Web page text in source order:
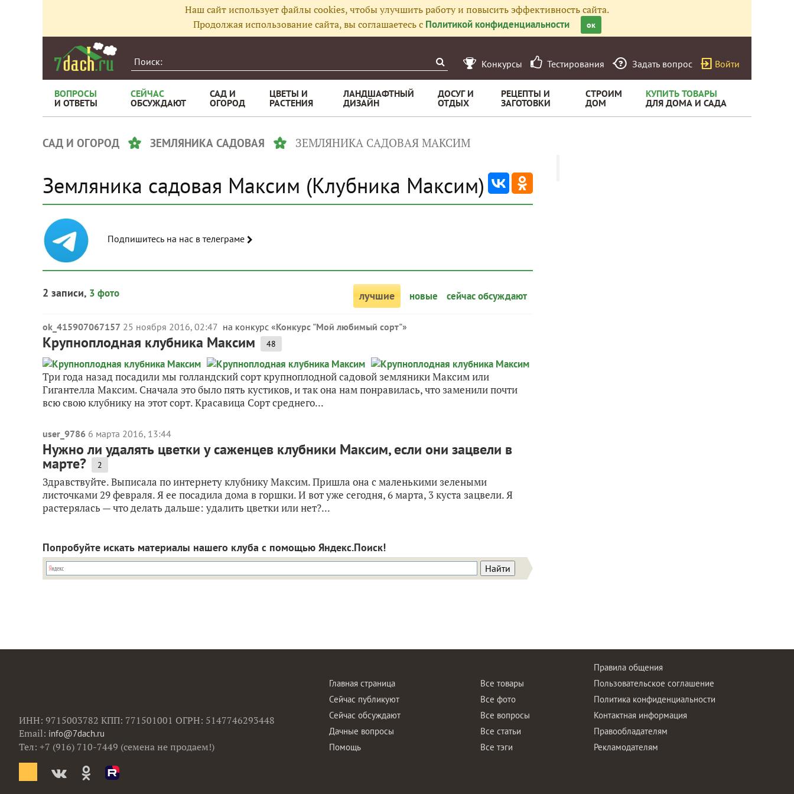
Наш сайт использует файлы cookies, чтобы улучшить работу и повысить эффективность сайта.
Продолжая использование сайта, вы соглашаетесь с Политикой конфиденциальности ок
Конкурсы Тестирования Задать вопрос Войти
ВОПРОСЫ
И ОТВЕТЫ
СЕЙЧАС
ОБСУЖДАЮТ
САД И
ОГОРОД
ЦВЕТЫ И
РАСТЕНИЯ
ЛАНДШАФТНЫЙ
ДИЗАЙН
ДОСУГ И
ОТДЫХ
РЕЦЕПТЫ И
ЗАГОТОВКИ
СТРОИМ
ДОМ
КУПИТЬ ТОВАРЫ
ДЛЯ ДОМА И САДА
САД И ОГОРОД ЗЕМЛЯНИКА САДОВАЯ ЗЕМЛЯНИКА САДОВАЯ МАКСИМ
Земляника садовая Максим (Клубника Максим)
Подпишитесь на нас в телеграме
2 записи, 3 фото лучшие новые сейчас обсуждают
ok_415907067157 25 ноября 2016, 02:47 на конкурс «Конкурс "Мой любимый сорт"»
Крупноплодная клубника Максим 48
Три года назад посадили мы голландский сорт крупноплодной садовой земляники Максим или
Гигантелла Максим. Сначала это было пять кустиков, и так она нам понравилась, что заменили почти
всю свою клубнику на этот сорт. Красавица Сорт среднего...
user_9786 6 марта 2016, 13:44
Нужно ли удалять цветки у саженцев клубники Максим, если они зацвели в
марте? 2
Здравствуйте. Выписала по интернету клубнику Максим. Пришла она с маленькими зелеными
листочками 29 февраля. Я ее посадила дома в горшки. И вот уже сегодня, 6 марта, 3 куста зацвели. Я
растерялась — что делать дальше: удалить цветки или нет?...
Попробуйте искать материалы нашего клуба с помощью Яндекс.Поиск!
ИНН: 9715003782 КПП: 771501001 ОГРН: 5147746293448
Email: info@7dach.ru
Тел: +7 (916) 710-7449 (семена не продаем!)
Главная страница
Сейчас публикуют
Сейчас обсуждают
Дачные вопросы
Помощь
Все товары
Все фото
Все вопросы
Все статьи
Все тэги
Правила общения
Пользовательское соглашение
Политика конфиденциальности
Контактная информация
Правообладателям
Рекламодателям